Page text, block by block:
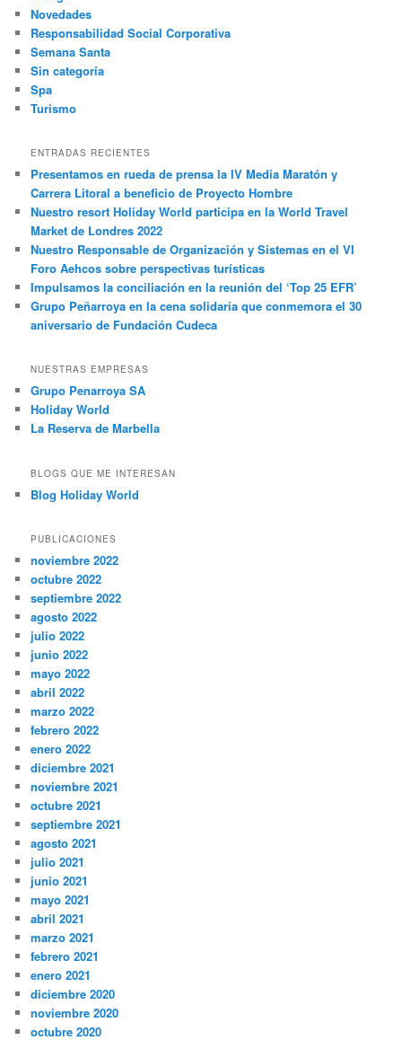
Novedades
Responsabilidad Social Corporativa
Semana Santa
Sin categoría
Spa
Turismo
ENTRADAS RECIENTES
Presentamos en rueda de prensa la IV Media Maratón y
Carrera Litoral a beneficio de Proyecto Hombre
Nuestro resort Holiday World participa en la World Travel
Market de Londres 2022
Nuestro Responsable de Organización y Sistemas en el VI
Foro Aehcos sobre perspectivas turísticas
Impulsamos la conciliación en la reunión del ‘Top 25 EFR’
Grupo Peñarroya en la cena solidaria que conmemora el 30
aniversario de Fundación Cudeca
NUESTRAS EMPRESAS
Grupo Penarroya SA
Holiday World
La Reserva de Marbella
BLOGS QUE ME INTERESAN
Blog Holiday World
PUBLICACIONES
noviembre 2022
octubre 2022
septiembre 2022
agosto 2022
julio 2022
junio 2022
mayo 2022
abril 2022
marzo 2022
febrero 2022
enero 2022
diciembre 2021
noviembre 2021
octubre 2021
septiembre 2021
agosto 2021
julio 2021
junio 2021
mayo 2021
abril 2021
marzo 2021
febrero 2021
enero 2021
diciembre 2020
noviembre 2020
octubre 2020